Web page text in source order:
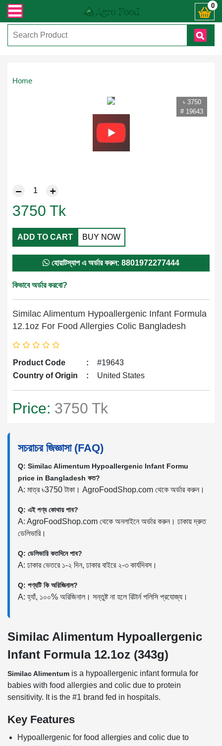
( IMO + Whatsapp ) +8801972277444। সহজে অর্ডার করতে প্রোডাক্ট পেজে 0
Home
৳ 3750
# 19643
3750 Tk
ADD TO CART BUY NOW
হোয়াটস্যাপ এ অর্ডার করুন: 8801972277444
কিভাবে অর্ডার করবো?
Similac Alimentum Hypoallergenic Infant Formula
12.1oz For Food Allergies Colic Bangladesh
Product Code :
#19643
Country of Origin
: United States
Price: 3750 Tk
সচরাচর জিজ্ঞাসা (FAQ)
Q: Similac Alimentum Hypoallergenic Infant Formu
price in Bangladesh কত?
A: মাত্র ৳3750 টাকা। AgroFoodShop.com থেকে অর্ডার করুন।
Q: এই পণ্য কোথায় পাব?
A: AgroFoodShop.com থেকে অনলাইনে অর্ডার করুন। ঢাকায় দ্রুত
ডেলিভারি।
Q: ডেলিভারি কতদিনে পাব?
A: ঢাকার ভেতরে ১-২ দিন, ঢাকার বাইরে ২-৩ কার্যদিবস।
Q: পণ্যটি কি অরিজিনাল?
A: হ্যাঁ, ১০০% অরিজিনাল। সন্তুষ্ট না হলে রিটার্ন পলিসি প্রযোজ্য।
Similac Alimentum Hypoallergenic
Infant Formula 12.1oz (343g)
Similac Alimentum is a hypoallergenic infant formula for
babies with food allergies and colic due to protein
sensitivity. It is the #1 brand fed in hospitals.
Key Features
Hypoallergenic for food allergies and colic due to